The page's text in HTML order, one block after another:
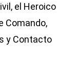
el Heroico
Comando,
y Contacto